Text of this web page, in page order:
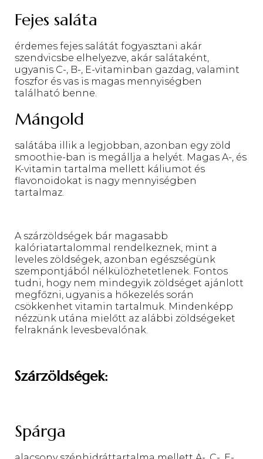
Fejes saláta
érdemes fejes salátát fogyasztani akár
szendvicsbe elhelyezve, akár salátaként,
ugyanis C-, B-, E-vitaminban gazdag, valamint
foszfor és vas is magas mennyiségben
található benne.
Mángold
salátába illik a legjobban, azonban egy zöld
smoothie-ban is megállja a helyét. Magas A-, és
K-vitamin tartalma mellett káliumot és
flavonoidokat is nagy mennyiségben
tartalmaz.
A szárzöldségek bár magasabb
kalóriatartalommal rendelkeznek, mint a
leveles zöldségek, azonban egészségünk
szempontjából nélkülözhetetlenek. Fontos
tudni, hogy nem mindegyik zöldséget ajánlott
megfőzni, ugyanis a hőkezelés során
csökkenhet vitamin tartalmuk. Mindenképp
nézzünk utána mielőtt az alábbi zöldségeket
felraknánk levesbevalónak.
Szárzöldségek:
Spárga